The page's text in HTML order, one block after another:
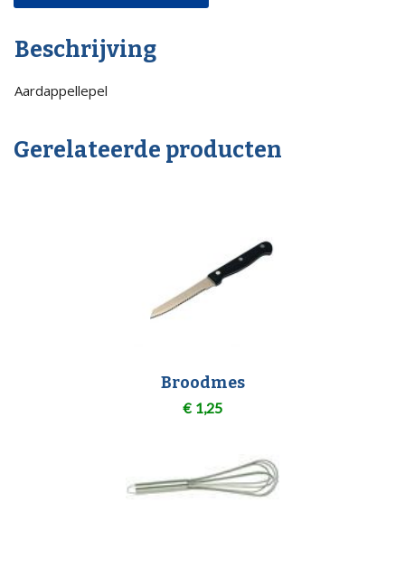
Beschrijving
Aardappellepel
Gerelateerde producten
Broodmes
€ 1,25